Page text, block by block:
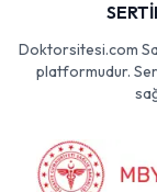
Doktorsitesi.com
platformudur.